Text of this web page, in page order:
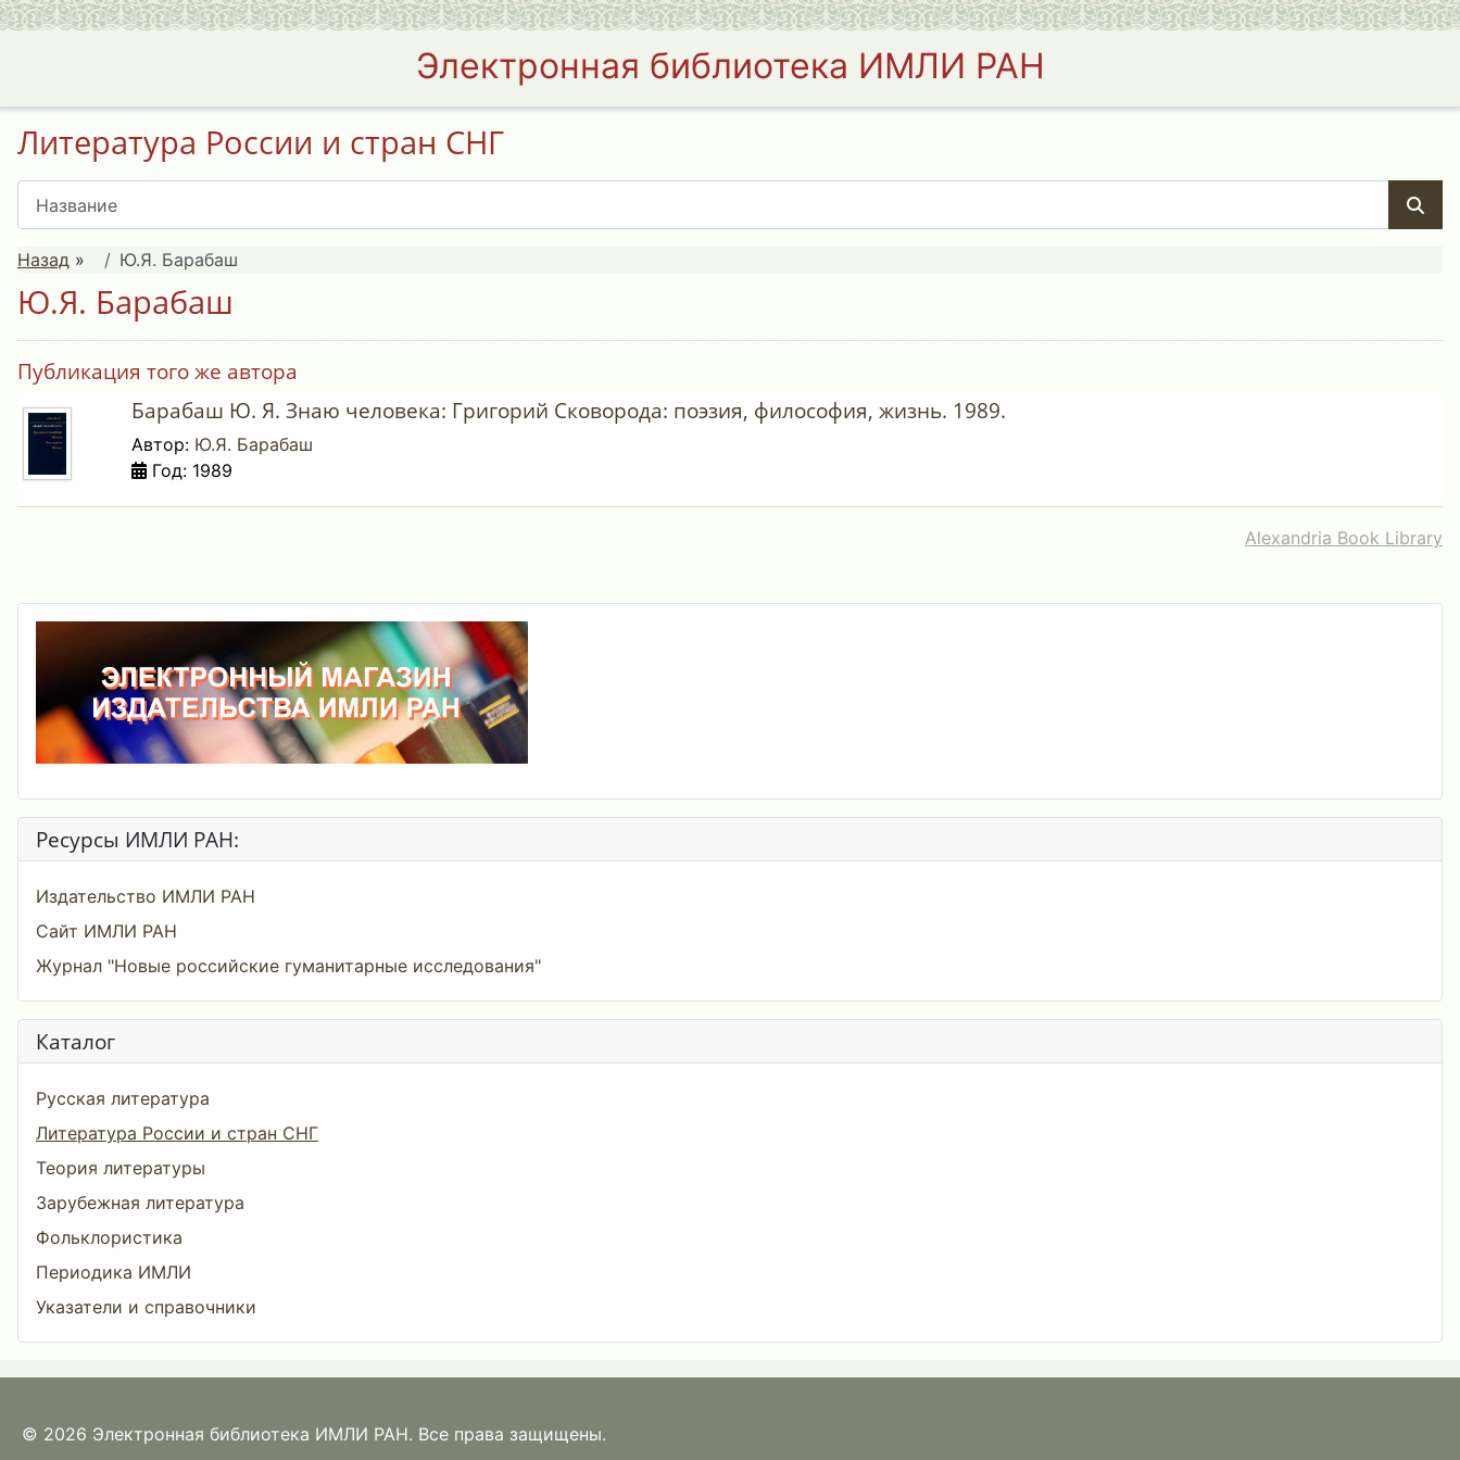
Электронная библиотека ИМЛИ РАН
Литература России и стран СНГ
Назад » Ю.Я. Барабаш
Ю.Я. Барабаш
Публикация того же автора
Барабаш Ю. Я. Знаю человека: Григорий Сковорода: поэзия, философия, жизнь. 1989.
Автор: Ю.Я. Барабаш
Год: 1989
Alexandria Book Library
Ресурсы ИМЛИ РАН:
Издательство ИМЛИ РАН
Сайт ИМЛИ РАН
Журнал "Новые российские гуманитарные исследования"
Каталог
Русская литература
Литература России и стран СНГ
Теория литературы
Зарубежная литература
Фольклористика
Периодика ИМЛИ
Указатели и справочники
© 2026 Электронная библиотека ИМЛИ РАН. Все права защищены.